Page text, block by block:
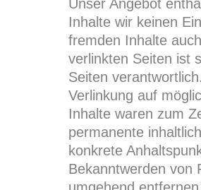
Unser Angebot
Inhalte wir keinen
fremden Inhalte
verlinkten Seiten ist
Seiten
Verlinkung auf
Inhalte waren zum
permanente
konkrete
Bekanntwerden von